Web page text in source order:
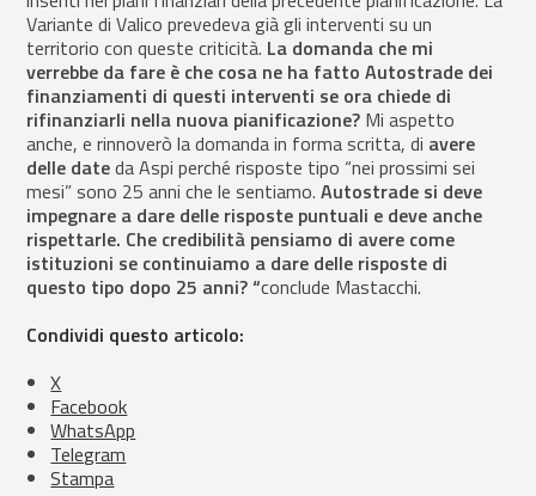
Variante di Valico prevedeva già gli interventi su un
territorio con queste criticità. La domanda che mi
verrebbe da fare è che cosa ne ha fatto Autostrade dei
finanziamenti di questi interventi se ora chiede di
rifinanziarli nella nuova pianificazione? Mi aspetto
anche, e rinnoverò la domanda in forma scritta, di avere
delle dateda Aspi perché risposte tipo “nei prossimi sei
mesi” sono 25 anni che le sentiamo.Autostrade si deve
impegnare a dare delle risposte puntuali e deve anche
rispettarle. Che credibilità pensiamo di avere come
istituzioni se continuiamo a dare delle risposte di
questo tipo dopo 25 anni? “conclude Mastacchi.
Condividi questo articolo:
X
Facebook
WhatsApp
Telegram
Stampa